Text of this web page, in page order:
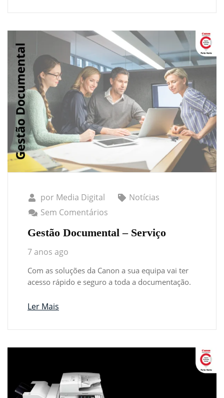
por Media Digital
Notícias
Sem Comentários
Gestão Documental – Serviço
7 anos ago
Com as soluções da Canon a sua equipa vai ter
acesso rápido e seguro a toda a documentação.
Ler Mais